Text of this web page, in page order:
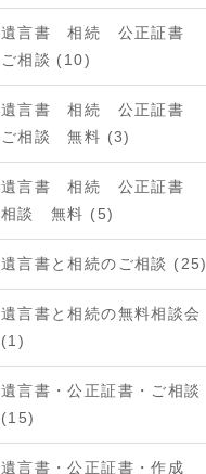
遺言書 相続 公正証書
ご相談 (10)
遺言書 相続 公正証書
ご相談 無料 (3)
遺言書 相続 公正証書
相談 無料 (5)
遺言書と相続のご相談 (25)
遺言書と相続の無料相談会
(1)
遺言書・公正証書・ご相談
(15)
遺言書・公正証書・作成